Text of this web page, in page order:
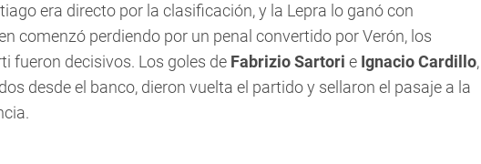
era directo por la clasificación, y la Lepra lo ganó con
comenzó perdiendo por un penal convertido por Verón, los
fueron decisivos. Los goles de Fabrizio Sartori e Ignacio Cardillo,
desde el banco, dieron vuelta el partido y sellaron el pasaje a la